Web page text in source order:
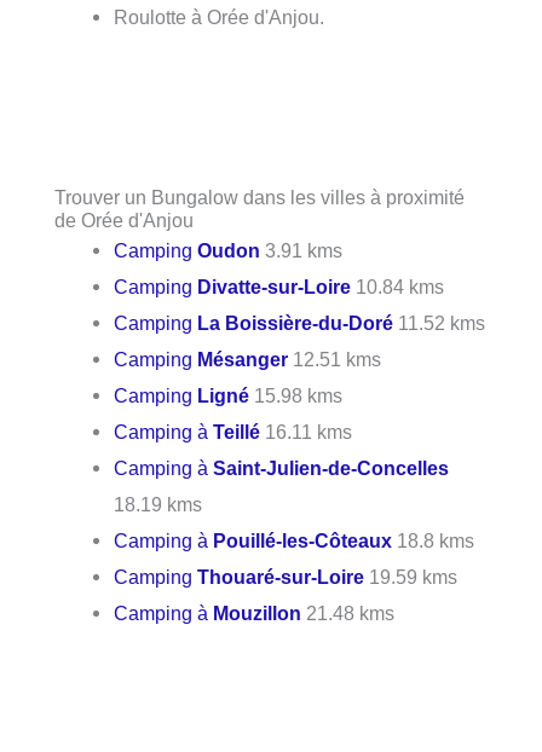
Roulotte à Orée d'Anjou.
Trouver un Bungalow dans les villes à proximité
de Orée d'Anjou
CampingOudon 3.91 kms
Camping Divatte-sur-Loire 10.84 kms
Camping La Boissière-du-Doré 11.52 kms
Camping Mésanger 12.51 kms
Camping Ligné 15.98 kms
Camping àTeillé 16.11 kms
Camping àSaint-Julien-de-Concelles
18.19 kms
Camping à Pouillé-les-Côteaux 18.8 kms
CampingThouaré-sur-Loire 19.59 kms
Camping à Mouzillon 21.48 kms